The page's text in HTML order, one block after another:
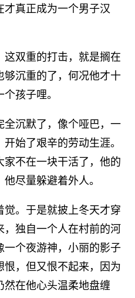
真正成为一个男子汉
双重的打击，就是搁在
够沉重的了，何况他才十
孩子哩。
全沉默了，像个哑巴，一
始了艰辛的劳动生涯。
不在一块干活了，他的
尽量躲避着外人。
觉。于是就披上冬天才穿
独自一个人在村前的河
一个夜游神，小丽的影子
恨，但又恨不起来，因为
在他心头温柔地盘缠